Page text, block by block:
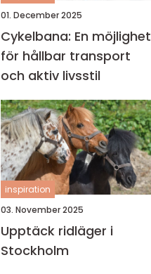
01. December 2025
Cykelbana: En möjlighet
för hållbar transport
och aktiv livsstil
inspiration
03. November 2025
Upptäck ridläger i
Stockholm